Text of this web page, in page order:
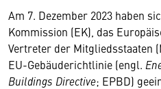
Am 7. Dezember 2023 haben
Kommission (EK), das
Vertreter der Mitgliedsstaaten
EU-Gebäuderichtlinie (engl.
Buildings Directive; EPBD)